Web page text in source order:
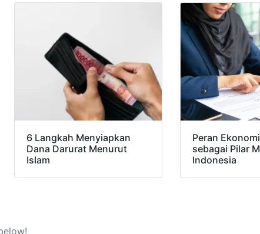
6 Langkah Menyiapkan
Dana Darurat Menurut
Islam
Peran
sebagai Pilar
Indonesia